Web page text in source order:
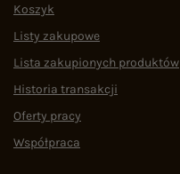
Koszyk
Listy zakupowe
Lista zakupionych produktów
Historia transakcji
Oferty pracy
Współpraca